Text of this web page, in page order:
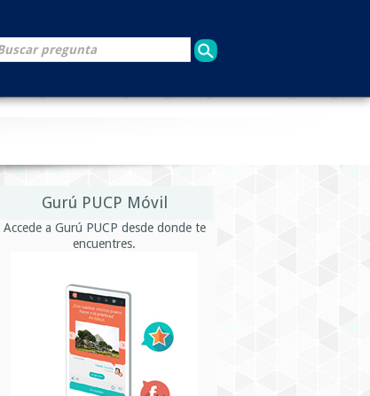
Gurú PUCP Móvil
Accede a Gurú PUCP desde donde te
encuentres.